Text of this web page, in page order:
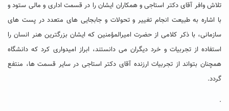
تلاش وافر آقای دکتر استاجی و همکاران ایشان را در قسمت اداری و مالی ستود و
با اشاره به طبیعت انجام تغییر و تحولات و جابجایی های متعدد در پست های
سازمانی، با ذکر کلامی از حضرت امیرالمؤمنین که ایشان بزرگترین هنر انسان را
استفاده از تجربیات و خرد دیگران می دانستند، ابراز امیدواری کرد که دانشگاه
همچنان بتواند از تجربیات ارزنده آقای دکتر استاجی در سایر قسمت ها، منتفع
گردد.
.